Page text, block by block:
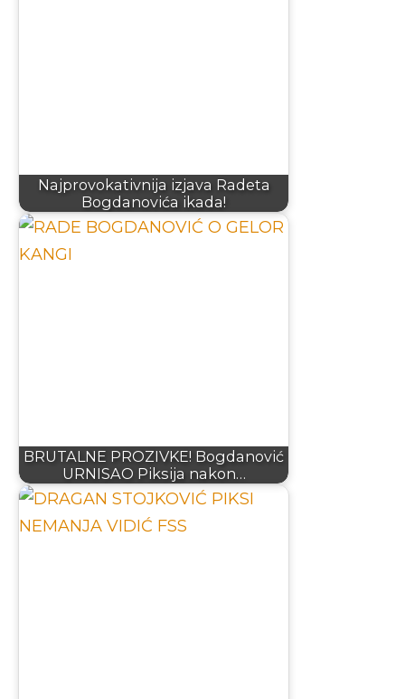
Najprovokativnija izjava Radeta
Bogdanovića ikada!
BRUTALNE PROZIVKE! Bogdanović
URNISAO Piksija nakon…